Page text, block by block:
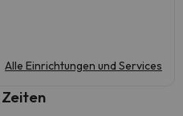
Alle Einrichtungen und Services